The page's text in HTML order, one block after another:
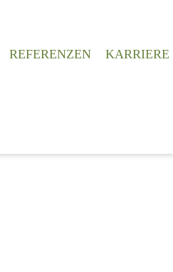
REFERENZEN KARRIERE